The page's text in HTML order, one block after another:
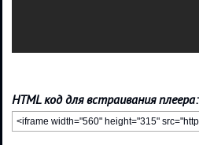
HTML код для встраивания плеера: